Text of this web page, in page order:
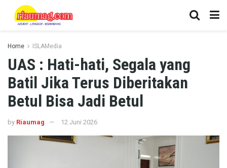
Home ISLAMedia
UAS : Hati-hati, Segala yang
Batil Jika Terus Diberitakan
Betul Bisa Jadi Betul
by Riaumag 12 Juni 2026